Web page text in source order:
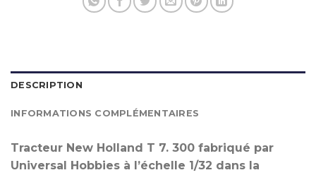
DESCRIPTION
INFORMATIONS COMPLÉMENTAIRES
Tracteur New Holland T 7. 300 fabriqué par
Universal Hobbies à l’échelle 1/32 dans la